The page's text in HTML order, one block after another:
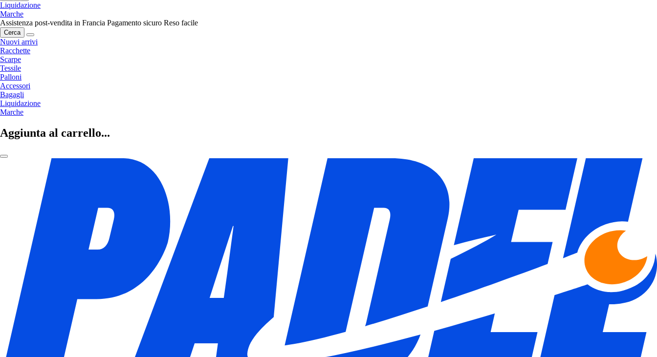
Liquidazione
Marche
Assistenza post-vendita in Francia Pagamento sicuro Reso facile
Cerca
Nuovi arrivi
Racchette
Scarpe
Tessile
Palloni
Accessori
Bagagli
Liquidazione
Marche
Aggiunta al carrello...